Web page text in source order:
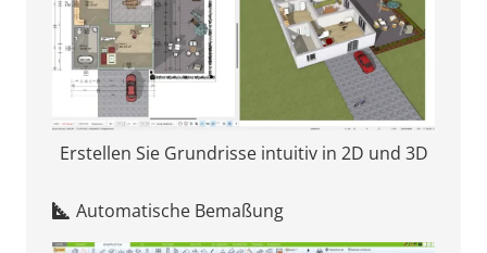
Erstellen Sie Grundrisse intuitiv in 2D und 3D
Automatische Bemaßung